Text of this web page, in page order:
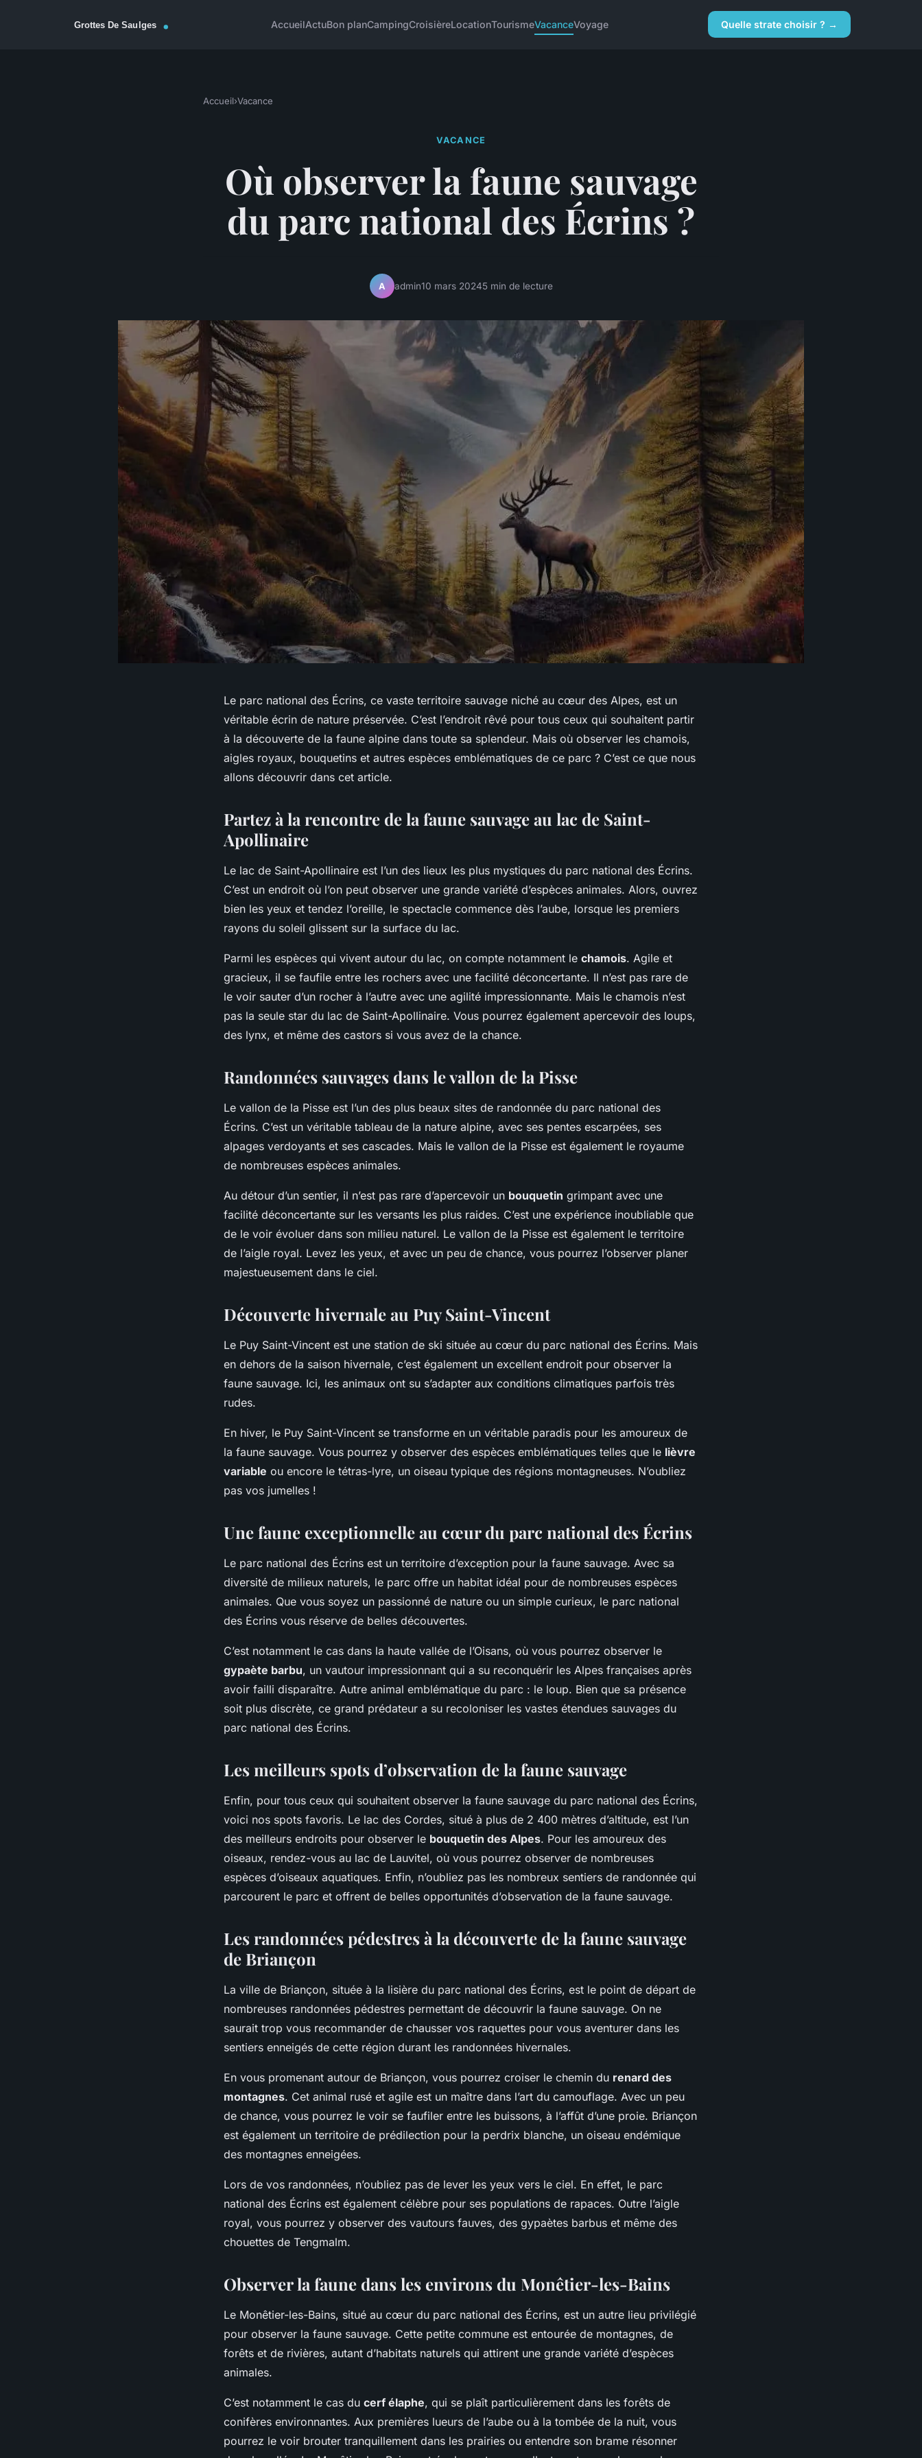
AccueilActuBon planCampingCroisièreLocationTourismeVacanceVoyage Quelle strate choisir ? →
Accueil›Vacance
VACANCE
Où observer la faune sauvage
du parc national des Écrins ?
A admin10 mars 20245 min de lecture
Le parc national des Écrins, ce vaste territoire sauvage niché au cœur des Alpes, est un
véritable écrin de nature préservée. C’est l’endroit rêvé pour tous ceux qui souhaitent partir
à la découverte de la faune alpine dans toute sa splendeur. Mais où observer les chamois,
aigles royaux, bouquetins et autres espèces emblématiques de ce parc ? C’est ce que nous
allons découvrir dans cet article.
Partez à la rencontre de la faune sauvage au lac de Saint-
Apollinaire
Le lac de Saint-Apollinaire est l’un des lieux les plus mystiques du parc national des Écrins.
C’est un endroit où l’on peut observer une grande variété d’espèces animales. Alors, ouvrez
bien les yeux et tendez l’oreille, le spectacle commence dès l’aube, lorsque les premiers
rayons du soleil glissent sur la surface du lac.
Parmi les espèces qui vivent autour du lac, on compte notamment le chamois. Agile et
gracieux, il se faufile entre les rochers avec une facilité déconcertante. Il n’est pas rare de
le voir sauter d’un rocher à l’autre avec une agilité impressionnante. Mais le chamois n’est
pas la seule star du lac de Saint-Apollinaire. Vous pourrez également apercevoir des loups,
des lynx, et même des castors si vous avez de la chance.
Randonnées sauvages dans le vallon de la Pisse
Le vallon de la Pisse est l’un des plus beaux sites de randonnée du parc national des
Écrins. C’est un véritable tableau de la nature alpine, avec ses pentes escarpées, ses
alpages verdoyants et ses cascades. Mais le vallon de la Pisse est également le royaume
de nombreuses espèces animales.
Au détour d’un sentier, il n’est pas rare d’apercevoir un bouquetin grimpant avec une
facilité déconcertante sur les versants les plus raides. C’est une expérience inoubliable que
de le voir évoluer dans son milieu naturel. Le vallon de la Pisse est également le territoire
de l’aigle royal. Levez les yeux, et avec un peu de chance, vous pourrez l’observer planer
majestueusement dans le ciel.
Découverte hivernale au Puy Saint-Vincent
Le Puy Saint-Vincent est une station de ski située au cœur du parc national des Écrins. Mais
en dehors de la saison hivernale, c’est également un excellent endroit pour observer la
faune sauvage. Ici, les animaux ont su s’adapter aux conditions climatiques parfois très
rudes.
En hiver, le Puy Saint-Vincent se transforme en un véritable paradis pour les amoureux de
la faune sauvage. Vous pourrez y observer des espèces emblématiques telles que le lièvre
variable ou encore le tétras-lyre, un oiseau typique des régions montagneuses. N’oubliez
pas vos jumelles !
Une faune exceptionnelle au cœur du parc national des Écrins
Le parc national des Écrins est un territoire d’exception pour la faune sauvage. Avec sa
diversité de milieux naturels, le parc offre un habitat idéal pour de nombreuses espèces
animales. Que vous soyez un passionné de nature ou un simple curieux, le parc national
des Écrins vous réserve de belles découvertes.
C’est notamment le cas dans la haute vallée de l’Oisans, où vous pourrez observer le
gypaète barbu, un vautour impressionnant qui a su reconquérir les Alpes françaises après
avoir failli disparaître. Autre animal emblématique du parc : le loup. Bien que sa présence
soit plus discrète, ce grand prédateur a su recoloniser les vastes étendues sauvages du
parc national des Écrins.
Les meilleurs spots d’observation de la faune sauvage
Enfin, pour tous ceux qui souhaitent observer la faune sauvage du parc national des Écrins,
voici nos spots favoris. Le lac des Cordes, situé à plus de 2 400 mètres d’altitude, est l’un
des meilleurs endroits pour observer le bouquetin des Alpes. Pour les amoureux des
oiseaux, rendez-vous au lac de Lauvitel, où vous pourrez observer de nombreuses
espèces d’oiseaux aquatiques. Enfin, n’oubliez pas les nombreux sentiers de randonnée qui
parcourent le parc et offrent de belles opportunités d’observation de la faune sauvage.
Les randonnées pédestres à la découverte de la faune sauvage
de Briançon
La ville de Briançon, située à la lisière du parc national des Écrins, est le point de départ de
nombreuses randonnées pédestres permettant de découvrir la faune sauvage. On ne
saurait trop vous recommander de chausser vos raquettes pour vous aventurer dans les
sentiers enneigés de cette région durant les randonnées hivernales.
En vous promenant autour de Briançon, vous pourrez croiser le chemin du renard des
montagnes. Cet animal rusé et agile est un maître dans l’art du camouflage. Avec un peu
de chance, vous pourrez le voir se faufiler entre les buissons, à l’affût d’une proie. Briançon
est également un territoire de prédilection pour la perdrix blanche, un oiseau endémique
des montagnes enneigées.
Lors de vos randonnées, n’oubliez pas de lever les yeux vers le ciel. En effet, le parc
national des Écrins est également célèbre pour ses populations de rapaces. Outre l’aigle
royal, vous pourrez y observer des vautours fauves, des gypaètes barbus et même des
chouettes de Tengmalm.
Observer la faune dans les environs du Monêtier-les-Bains
Le Monêtier-les-Bains, situé au cœur du parc national des Écrins, est un autre lieu privilégié
pour observer la faune sauvage. Cette petite commune est entourée de montagnes, de
forêts et de rivières, autant d’habitats naturels qui attirent une grande variété d’espèces
animales.
C’est notamment le cas du cerf élaphe, qui se plaît particulièrement dans les forêts de
conifères environnantes. Aux premières lueurs de l’aube ou à la tombée de la nuit, vous
pourrez le voir brouter tranquillement dans les prairies ou entendre son brame résonner